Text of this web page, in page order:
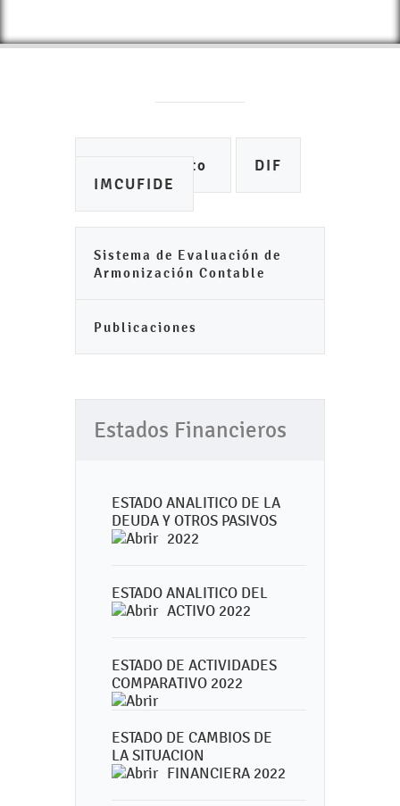
Ayuntamiento
DIF
IMCUFIDE
Sistema de Evaluación de
Armonización Contable
Publicaciones
Estados Financieros
ESTADO ANALITICO DE LA
DEUDA Y OTROS PASIVOS
2022
ESTADO ANALITICO DEL
ACTIVO 2022
ESTADO DE ACTIVIDADES
COMPARATIVO 2022
ESTADO DE CAMBIOS DE
LA SITUACION
FINANCIERA 2022